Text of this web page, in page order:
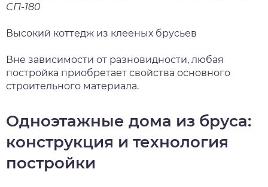
СП-180
Высокий коттедж из клееных брусьев
Вне зависимости от разновидности, любая
постройка приобретает свойства основного
строительного материала.
Одноэтажные дома из бруса:
конструкция и технология
постройки